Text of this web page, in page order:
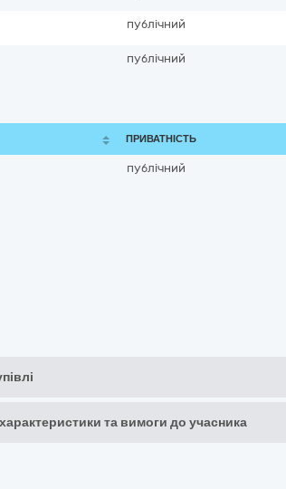
публічний
публічний
ПРИВАТНІСТЬ
публічний
характеристики та вимоги до учасника